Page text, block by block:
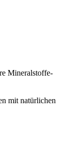
Mineralstoffe-
mit natürlichen